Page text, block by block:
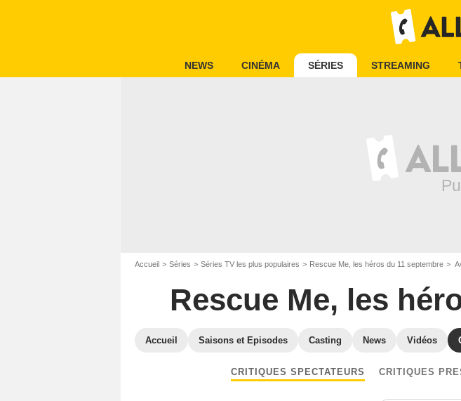
NEWS CINÉMA SÉRIES STREAMING
Accueil Séries Séries TV les plus populaires Rescue Me, les héros du 11 septembre
Rescue Me, les
Accueil Saisons et Episodes Casting News Vidéos
CRITIQUES SPECTATEURS CRITIQUES